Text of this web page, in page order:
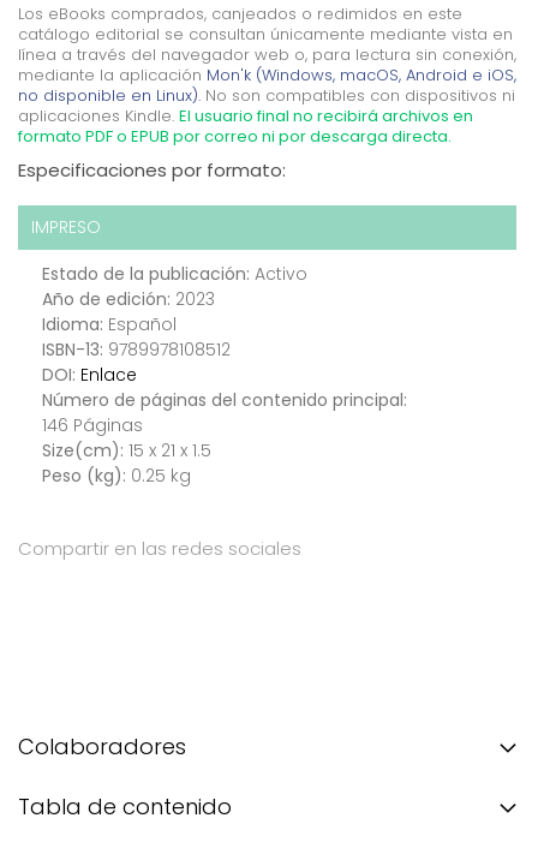
Los eBooks comprados, canjeados o redimidos en este
catálogo editorial se consultan únicamente mediante vista en
línea a través del navegador web o, para lectura sin conexión,
mediante la aplicación Mon'k (Windows, macOS, Android e iOS,
no disponible en Linux). No son compatibles con dispositivos ni
aplicaciones Kindle. El usuario final no recibirá archivos en
formato PDF o EPUB por correo ni por descarga directa.
Especificaciones por formato:
IMPRESO
Estado de la publicación: Activo
Año de edición: 2023
Idioma: Español
ISBN-13: 9789978108512
DOI: Enlace
Número de páginas del contenido principal:
146 Páginas
Size(cm): 15 x 21 x 1.5
Peso (kg): 0.25 kg
Compartir en las redes sociales
Colaboradores
Tabla de contenido